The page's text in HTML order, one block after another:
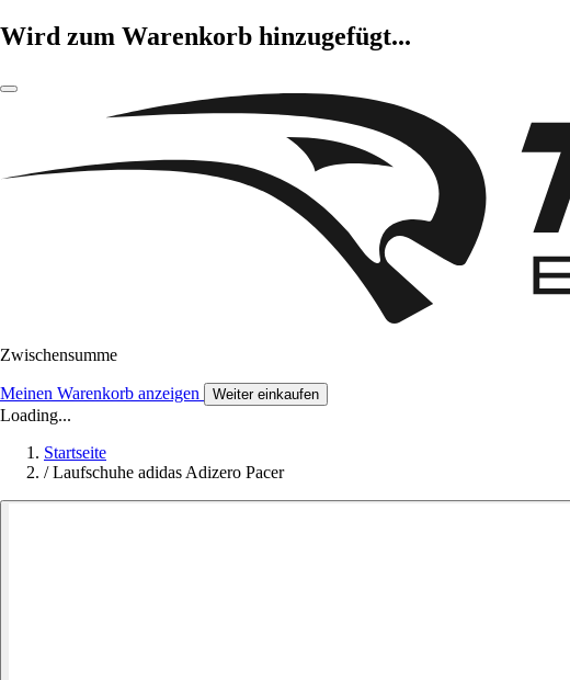
Wird zum Warenkorb hinzugefügt...
Zwischensumme
Meinen Warenkorb anzeigen Weiter einkaufen
Loading...
Startseite
/ Laufschuhe adidas Adizero Pacer